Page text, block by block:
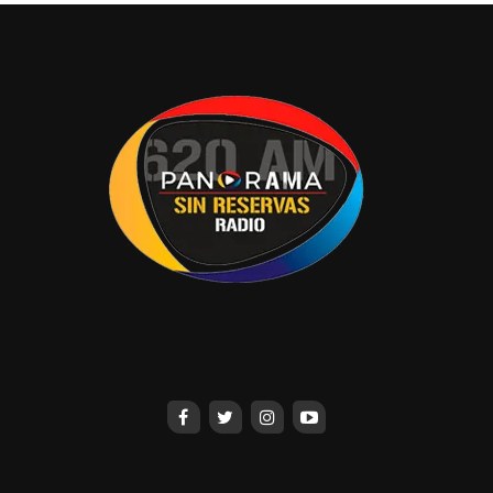
muy complicado atraer a gente de los
alrededores de Tabasco 2000 al Centro. Y de
acuerdo a los afectados, no ven atractivo para
instalarse en la zona.
No deje escuchar el próximo lunes, el programa A
Fondo, conducido por
“Chuy”Sibilla
en el cuadrante del 94.1 de FM.
caraveo20162016@outlook.com